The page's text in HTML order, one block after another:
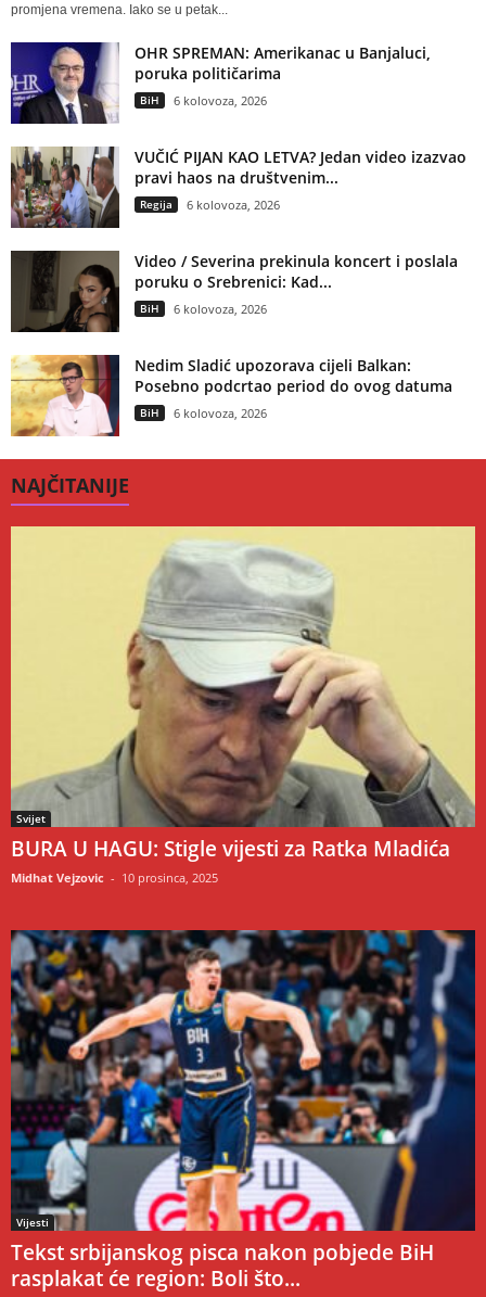
promjena vremena. Iako se u petak...
OHR SPREMAN: Amerikanac u Banjaluci,
poruka političarima
BiH 6 kolovoza, 2026
VUČIĆ PIJAN KAO LETVA? Jedan video izazvao
pravi haos na društvenim...
Regija 6 kolovoza, 2026
Video / Severina prekinula koncert i poslala
poruku o Srebrenici: Kad...
BiH 6 kolovoza, 2026
Nedim Sladić upozorava cijeli Balkan:
Posebno podcrtao period do ovog datuma
BiH 6 kolovoza, 2026
NAJČITANIJE
Svijet
BURA U HAGU: Stigle vijesti za Ratka Mladića
Midhat Vejzovic - 10 prosinca, 2025
Vijesti
Tekst srbijanskog pisca nakon pobjede BiH
rasplakat će region: Boli što...